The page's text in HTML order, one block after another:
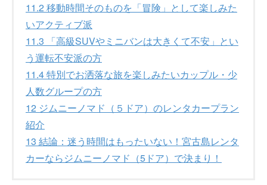
11.2 移動時間そのものを「冒険」として楽しみた
いアクティブ派
11.3 「高級SUVやミニバンは大きくて不安」とい
う運転不安派の方
11.4特別でお洒落な旅を楽しみたいカップル・少
人数グループの方
12 ジムニーノマド（５ドア）のレンタカープラン
紹介
13 結論：迷う時間はもったいない！宮古島レンタ
カーならジムニーノマド（5ドア）で決まり！